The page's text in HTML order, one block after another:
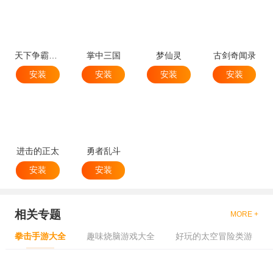
天下争霸三国志
安装
掌中三国
安装
梦仙灵
安装
古剑奇闻录
安装
进击的正太
安装
勇者乱斗
安装
相关专题 MORE +
拳击手游大全 趣味烧脑游戏大全 好玩的太空冒险类游